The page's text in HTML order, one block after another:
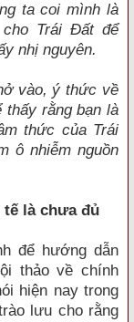
ta coi mình là
Trái Đất để
nhị nguyên.
vào, ý thức về
rằng bạn là
thức của Trái
ô nhiễm nguồn
là chưa đủ
để hướng dẫn
thảo về chính
hiện nay trong
lưu cho rằng